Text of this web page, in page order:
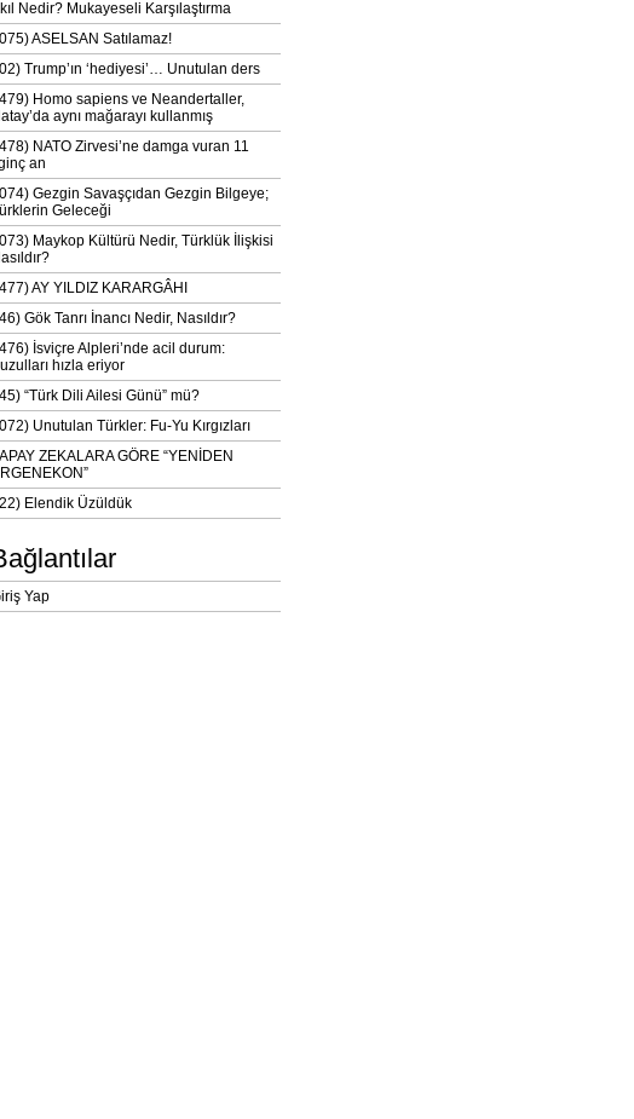
Nedir? Mukayeseli Karşılaştırma
ASELSAN Satılamaz!
Trump’ın ‘hediyesi’… Unutulan ders
Homo sapiens ve Neandertaller,
aynı mağarayı kullanmış
NATO Zirvesi’ne damga vuran 11
an
Gezgin Savaşçıdan Gezgin Bilgeye;
Geleceği
Maykop Kültürü Nedir, Türklük İlişkisi
AY YILDIZ KARARGÂHI
Gök Tanrı İnancı Nedir, Nasıldır?
İsviçre Alpleri’nde acil durum:
hızla eriyor
“Türk Dili Ailesi Günü” mü?
Unutulan Türkler: Fu-Yu Kırgızları
ZEKALARA GÖRE “YENİDEN
Elendik Üzüldük
Yap